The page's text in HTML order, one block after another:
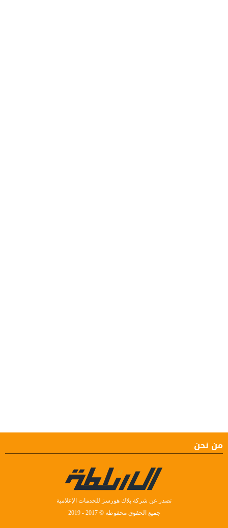
من نحن
تصدر عن شركة بلاك هورسز للخدمات الإعلامية
جميع الحقوق محفوظة © 2017 - 2019